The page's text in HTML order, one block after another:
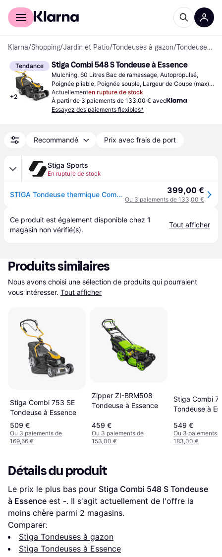
Acheter avec Klarna
Klarna/Shopping/Jardin et Patio/Tondeuses à gazon/ Tondeuses à Essence
Tendance
+2
Stiga Combi 548 S Tondeuse à Essence
Mulching, 60 Litres Bac de ramassage, Autopropulsé,
Poignée pliable, Poignée souple, Largeur de Coupe (max)
46 cm
Actuellementen rupture de stock
À partir de 3 paiements de 133,00 € avec
Essayez des paiements flexibles*
Recommandé Prix avec frais de port
Stiga Sports
En rupture de stock
STIGA Tondeuse thermique Combi 548 S 399,00 €
Ou 3 paiements de 133,00 €
Ce produit est également disponible chez 1
magasin non vérifié(s).
Tout afficher
Produits similaires
Nous avons choisi une sélection de produits qui pourraient
vous intéresser. Tout afficher
Stiga Combi 753 SE
Tondeuse à Essence
509 €
Ou 3 paiements de
169,66 €
Zipper ZI-BRM508
Tondeuse à Essence
459 €
Ou 3 paiements de
153,00 €
Stiga Combi
Tondeuse à
549 €
Ou 3 paiements
183,00 €
Détails du produit
Le prix le plus bas pour Stiga Combi 548 S Tondeuse
à Essence est -. Il s'agit actuellement de l'offre la
moins chère parmi 2 magasins.
Comparer:
Stiga Tondeuses à gazon
Stiga Tondeuses à Essence